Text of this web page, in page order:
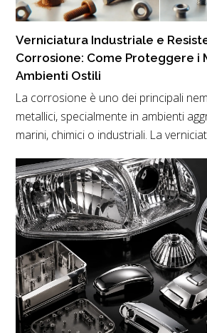
Verniciatura Industriale e
Corrosione: Come Proteggere i
Ambienti Ostili
La corrosione è uno dei principali
metallici, specialmente in ambienti
marini, chimici o industriali. La